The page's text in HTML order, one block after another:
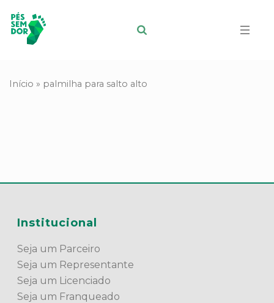
Início » palmilha para salto alto
Institucional
Seja um Parceiro
Seja um Representante
Seja um Licenciado
Seja um Franqueado